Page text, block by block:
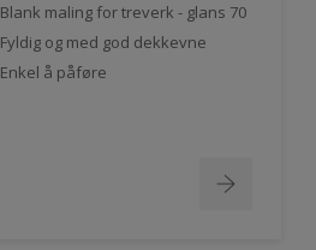
Blank maling for treverk - glans 70
Fyldig og med god dekkevne
Enkel å påføre